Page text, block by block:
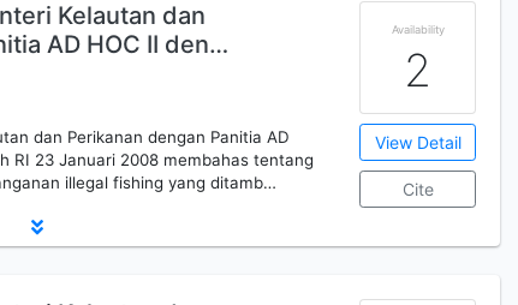
Kelautan dan
AD HOC II den…
dan Perikanan dengan Panitia AD
RI 23 Januari 2008 membahas tentang
illegal fishing yang ditamb…
Availability
2
View Detail
Cite